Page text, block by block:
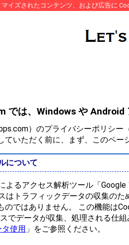
イズされたコンテンツ、および広告に
は、Windows や Android
）のプライバシーポリシー
ていただく前に、まず、このペー
について
よるアクセス解析ツール「Google
はトラフィックデータの収集の
のではありません。 この機能は
でデータが収集、処理される仕
使用 」をご参照ください。